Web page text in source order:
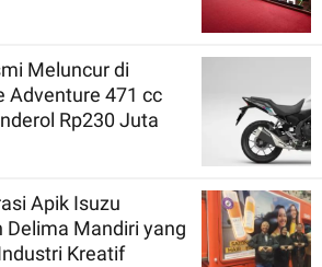
Meluncur di
Adventure 471 cc
Rp230 Juta
Apik Isuzu
Delima Mandiri yang
Kreatif